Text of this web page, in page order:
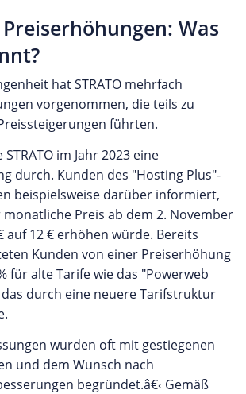
Preiserhöhungen: Was
hat STRATO mehrfach
vorgenommen, die teils zu
führten.
im Jahr 2023 eine
durch. Kunden des "Hosting Plus"-
beispielsweise darüber informiert,
monatliche Preis ab dem 2. November
auf 12 € erhöhen würde. Bereits
Kunden von einer Preiserhöhung
für alte Tarife wie das "Powerweb
das durch eine neuere Tarifstruktur
wurden oft mit gestiegenen
und dem Wunsch nach
begründet.â€‹ Gemäß